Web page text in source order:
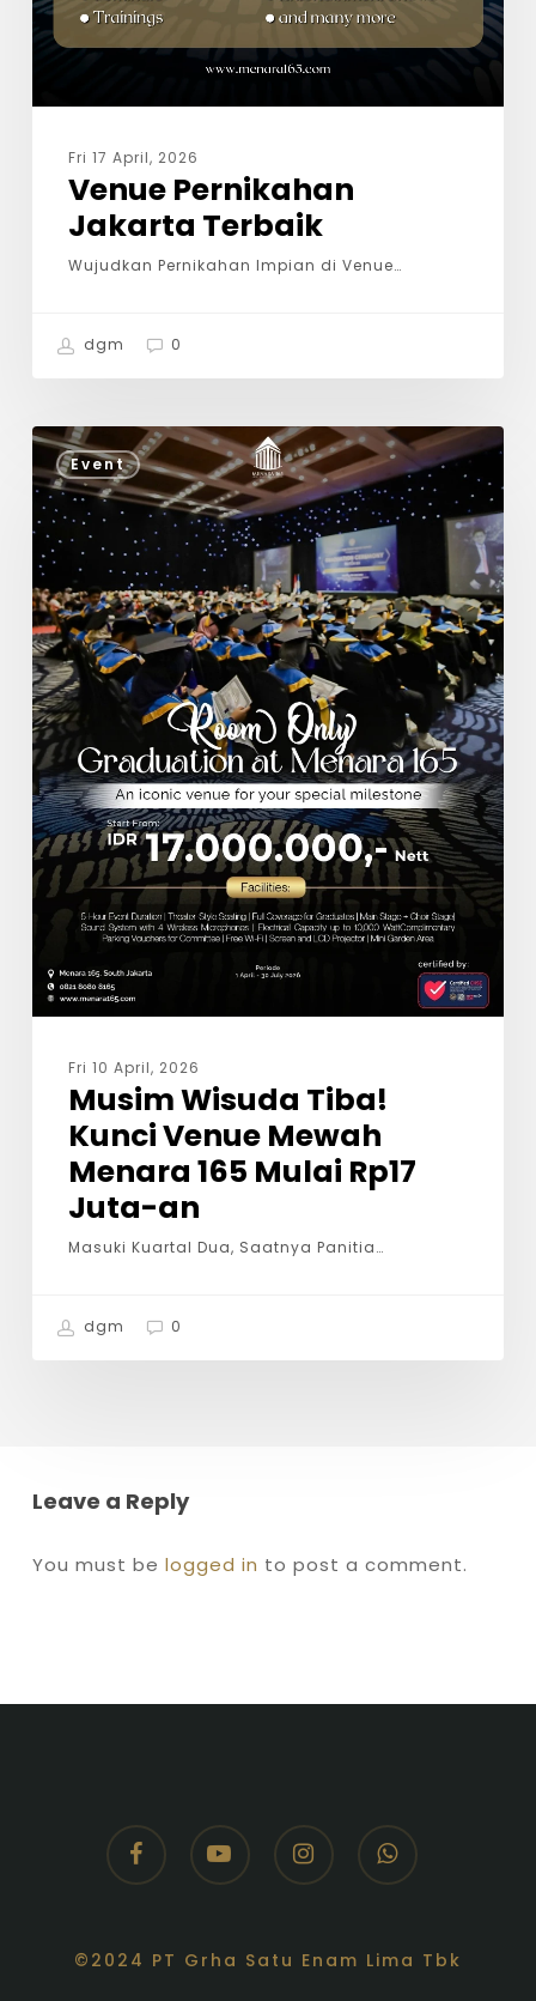
Fri 17 April, 2026
Venue Pernikahan
Jakarta Terbaik
Wujudkan Pernikahan Impian di Venue…
dgm 0
Event
Fri 10 April, 2026
Musim Wisuda Tiba!
Kunci Venue Mewah
Menara 165 Mulai Rp17
Juta-an
Masuki Kuartal Dua, Saatnya Panitia…
dgm 0
Leave a Reply
You must be logged in to post a comment.
facebookyoutube instagramwhatsapp
©2024 PT Grha Satu Enam Lima Tbk